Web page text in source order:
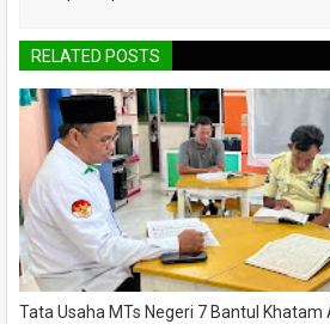
RELATED POSTS
Tata Usaha MTs Negeri 7 Bantul Khatam